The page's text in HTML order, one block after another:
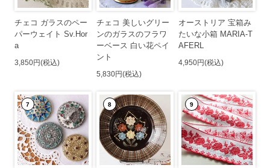
チェコ ガラスのペー
パーウェイト Sv.Hor
a
3,850円(税込)
チェコ 美しいグリー
ンのガラスのフラワ
ーベース 白い花ペイ
ント
5,830円(税込)
オーストリア 宝箱み
たいな小箱 MARIA-T
AFERL
4,950円(税込)
7 8 9